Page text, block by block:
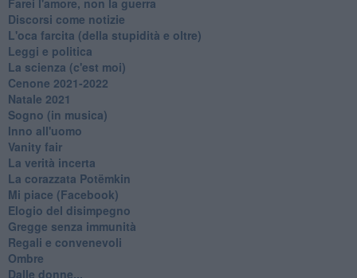
Discorsi come notizie
L'oca farcita (della stupidità e oltre)
Leggi e politica
La scienza (c'est moi)
Cenone 2021-2022
Natale 2021
Sogno (in musica)
Inno all'uomo
Vanity fair
La verità incerta
La corazzata Potëmkin
Mi piace (Facebook)
Elogio del disimpegno
Gregge senza immunità
Regali e convenevoli
Ombre
Dalle donne...